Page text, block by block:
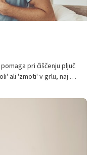
pri čiščenju pljuč
ali 'zmoti' v grlu, naj si
poti. Kako si torej